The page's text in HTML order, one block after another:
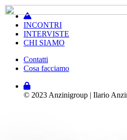
INCONTRI
INTERVISTE
CHI SIAMO
Contatti
Cosa facciamo
© 2023 Anzinigroup | Ilario